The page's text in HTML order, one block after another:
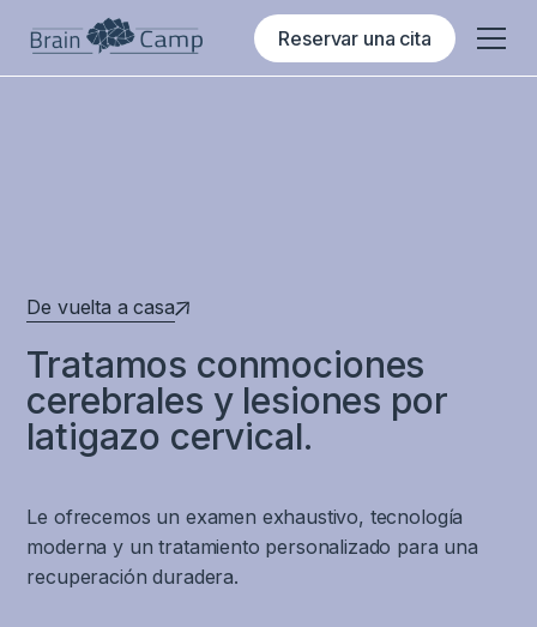
Reservar una cita
De vuelta a casa
Tratamos conmociones
cerebrales y lesiones por
latigazo cervical.
Le ofrecemos un examen exhaustivo, tecnología
moderna y un tratamiento personalizado para una
recuperación duradera.